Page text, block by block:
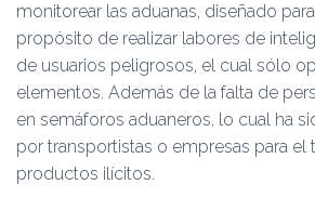
monitorear las aduanas, diseñado
propósito de realizar labores de
de usuarios peligrosos, el cual sólo
elementos. Además de la falta de
en semáforos aduaneros, lo cual ha
por transportistas o empresas para el
productos ilícitos.